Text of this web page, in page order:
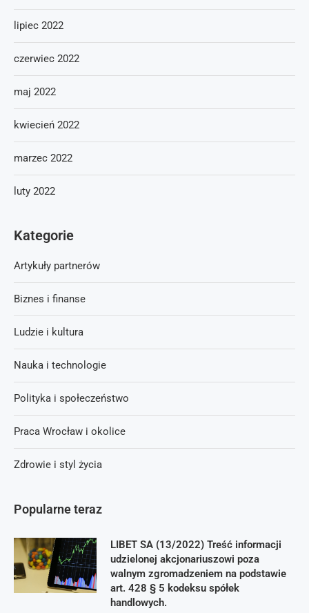
Popularne teraz
LIBET SA (13/2022) Treść informacji
udzielonej akcjonariuszowi poza
walnym zgromadzeniem na podstawie
art. 428 § 5 kodeksu spółek
handlowych.
lipiec 2022
czerwiec 2022
maj 2022
kwiecień 2022
marzec 2022
luty 2022
Kategorie
Artykuły partnerów
Biznes i finanse
Ludzie i kultura
Nauka i technologie
Polityka i społeczeństwo
Praca Wrocław i okolice
Zdrowie i styl życia